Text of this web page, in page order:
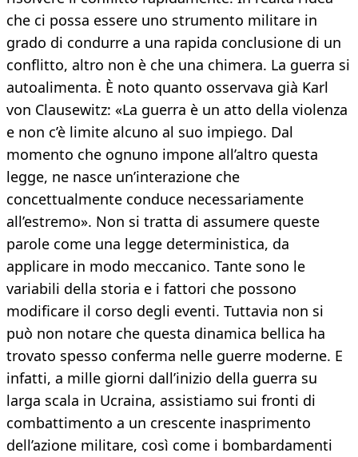
che ci possa essere uno strumento militare in
grado di condurre a una rapida conclusione di un
conflitto, altro non è che una chimera. La guerra si
autoalimenta. È noto quanto osservava già Karl
von Clausewitz: «La guerra è un atto della violenza
e non c’è limite alcuno al suo impiego. Dal
momento che ognuno impone all’altro questa
legge, ne nasce un’interazione che
concettualmente conduce necessariamente
all’estremo». Non si tratta di assumere queste
parole come una legge deterministica, da
applicare in modo meccanico. Tante sono le
variabili della storia e i fattori che possono
modificare il corso degli eventi. Tuttavia non si
può non notare che questa dinamica bellica ha
trovato spesso conferma nelle guerre moderne. E
infatti, a mille giorni dall’inizio della guerra su
larga scala in Ucraina, assistiamo sui fronti di
combattimento a un crescente inasprimento
dell’azione militare, così come i bombardamenti